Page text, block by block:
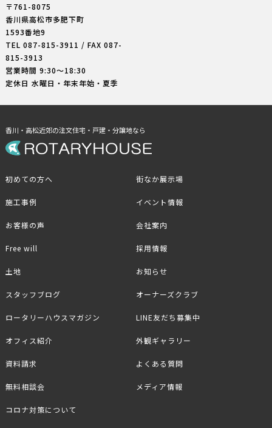
〒761-8075
香川県高松市多肥下町
1593番地9
TEL 087-815-3911 / FAX 087-
815-3913
営業時間 9:30〜18:30
定休日 水曜日・年末年始・夏季
香川・高松近郊の注文住宅・戸建・分譲地なら
初めての方へ
施工事例
お客様の声
Free will
土地
街なか展示場
イベント情報
会社案内
採用情報
お知らせ
スタッフブログ
ロータリーハウスマガジン
オフィス紹介
資料請求
無料相談会
オーナーズクラブ
LINE友だち募集中
外観ギャラリー
よくある質問
メディア情報
コロナ対策について